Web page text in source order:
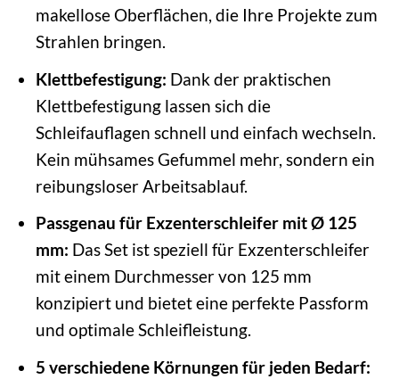
makellose Oberflächen, die Ihre Projekte zum
Strahlen bringen.
Klettbefestigung: Dank der praktischen
Klettbefestigung lassen sich die
Schleifauflagen schnell und einfach wechseln.
Kein mühsames Gefummel mehr, sondern ein
reibungsloser Arbeitsablauf.
Passgenau für Exzenterschleifer mit Ø 125
mm: Das Set ist speziell für Exzenterschleifer
mit einem Durchmesser von 125 mm
konzipiert und bietet eine perfekte Passform
und optimale Schleifleistung.
5 verschiedene Körnungen für jeden Bedarf: